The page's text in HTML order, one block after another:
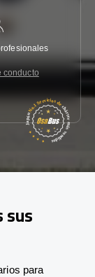
conducto
para